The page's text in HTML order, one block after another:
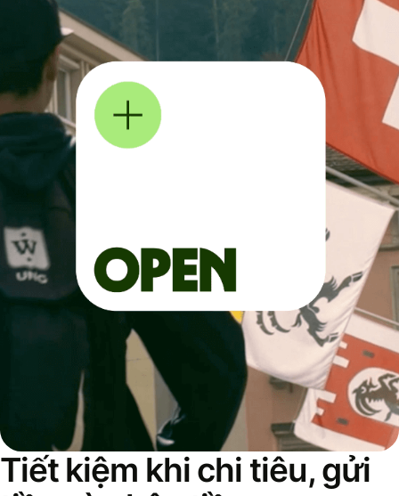
Tiết kiệm khi chi tiêu, gửi